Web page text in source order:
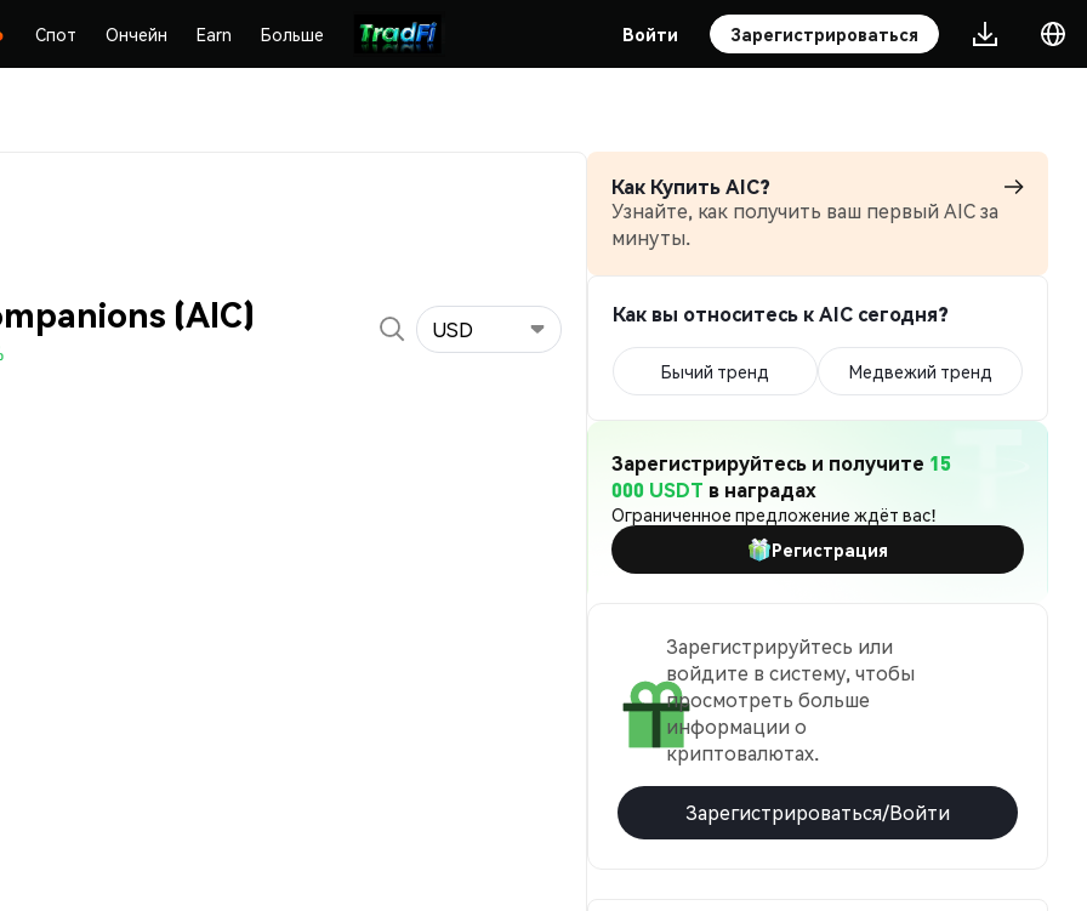
Спот Ончейн Earn Больше Войти Зарегистрироваться
(AIC) USD
Как Купить AIC?
Узнайте, как получить ваш первый AIC за
минуты.
Как вы относитесь к AIC сегодня?
Бычий тренд Медвежий тренд
Зарегистрируйтесь и получите 15
000 USDT в наградах
Ограниченное предложение ждёт вас!
Регистрация
Зарегистрируйтесь или
войдите в систему, чтобы
просмотреть больше
информации о
криптовалютах.
Зарегистрироваться/Войти